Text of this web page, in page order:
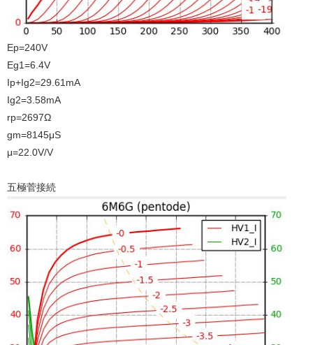
Ep=240V
Eg1=6.4V
Ip+Ig2=29.61mA
Ig2=3.58mA
rp=2697Ω
gm=8145μS
μ=22.0V/V
五極菅接続